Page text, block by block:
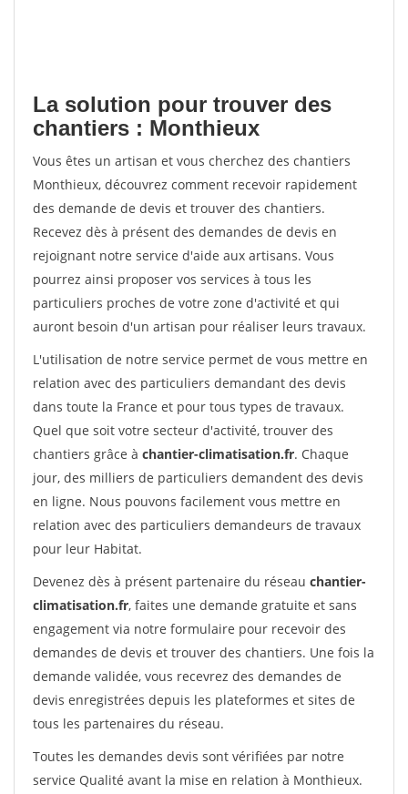
La solution pour trouver des
chantiers : Monthieux
Vous êtes un artisan et vous cherchez des chantiers
Monthieux, découvrez comment recevoir rapidement
des demande de devis et trouver des chantiers.
Recevez dès à présent des demandes de devis en
rejoignant notre service d'aide aux artisans. Vous
pourrez ainsi proposer vos services à tous les
particuliers proches de votre zone d'activité et qui
auront besoin d'un artisan pour réaliser leurs travaux.
L'utilisation de notre service permet de vous mettre en
relation avec des particuliers demandant des devis
dans toute la France et pour tous types de travaux.
Quel que soit votre secteur d'activité, trouver des
chantiers grâce à chantier-climatisation.fr. Chaque
jour, des milliers de particuliers demandent des devis
en ligne. Nous pouvons facilement vous mettre en
relation avec des particuliers demandeurs de travaux
pour leur Habitat.
Devenez dès à présent partenaire du réseau chantier-
climatisation.fr, faites une demande gratuite et sans
engagement via notre formulaire pour recevoir des
demandes de devis et trouver des chantiers. Une fois la
demande validée, vous recevrez des demandes de
devis enregistrées depuis les plateformes et sites de
tous les partenaires du réseau.
Toutes les demandes devis sont vérifiées par notre
service Qualité avant la mise en relation à Monthieux.